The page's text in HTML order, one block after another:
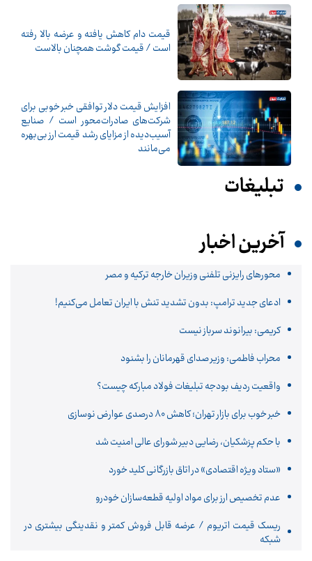
قیمت دام کاهش یافته و عرضه بالا رفته
است / قیمت گوشت همچنان بالاست
افزایش قیمت دلار توافقی خبر خوبی برای
شرکت‌های صادرات‌محور است / صنایع
آسیب‌دیده از مزایای رشد قیمت ارز بی‌بهره
می‌مانند
تبلیغات
آخرین اخبار
محورهای رایزنی تلفنی وزیران خارجه ترکیه و مصر
ادعای جدید ترامپ: بدون تشدید تنش با ایران تعامل می‌کنیم!
کریمی: بیرانوند سرباز نیست
محراب فاطمی: وزیر صدای قهرمانان را بشنود
واقعیت ردیف بودجه تبلیغات فولاد مبارکه چیست؟
خبر خوب برای بازار تهران؛ کاهش ۸۰ درصدی عوارض نوسازی
با حکم پزشکیان، رضایی دبیر شورای عالی امنیت شد
«ستاد ویژه اقتصادی» در اتاق بازرگانی کلید خورد
عدم تخصیص ارز برای مواد اولیه قطعه‌سازان خودرو
ریسک قیمت اتریوم / عرضه قابل فروش کمتر و نقدینگی بیشتری در
شبکه